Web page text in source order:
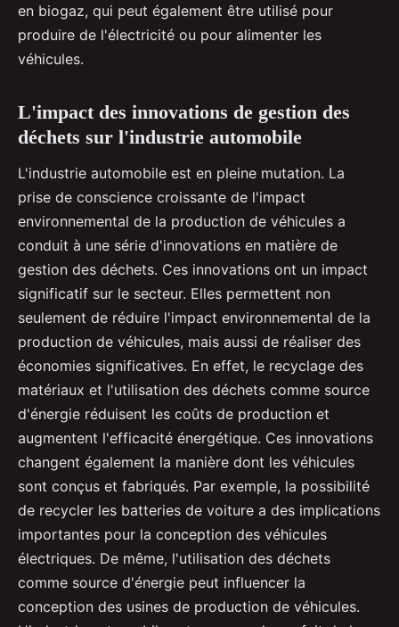
en biogaz, qui peut également être utilisé pour
produire de l'électricité ou pour alimenter les
véhicules.
L'impact des innovations de gestion des
déchets sur l'industrie automobile
L'industrie automobile est en pleine mutation. La
prise de conscience croissante de l'impact
environnemental de la production de véhicules a
conduit à une série d'innovations en matière de
gestion des déchets. Ces innovations ont un impact
significatif sur le secteur. Elles permettent non
seulement de réduire l'impact environnemental de la
production de véhicules, mais aussi de réaliser des
économies significatives. En effet, le recyclage des
matériaux et l'utilisation des déchets comme source
d'énergie réduisent les coûts de production et
augmentent l'efficacité énergétique. Ces innovations
changent également la manière dont les véhicules
sont conçus et fabriqués. Par exemple, la possibilité
de recycler les batteries de voiture a des implications
importantes pour la conception des véhicules
électriques. De même, l'utilisation des déchets
comme source d'énergie peut influencer la
conception des usines de production de véhicules.